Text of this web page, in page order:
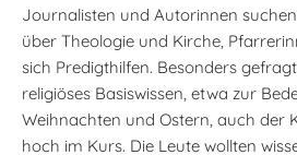
Journalisten und Autorinnen
über Theologie und Kirche,
sich Predigthilfen. Besonders
religiöses Basiswissen, etwa zur
Weihnachten und Ostern, auch der
hoch im Kurs. Die Leute wollten